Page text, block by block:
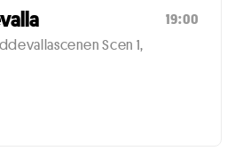
Scen 1,
19:00